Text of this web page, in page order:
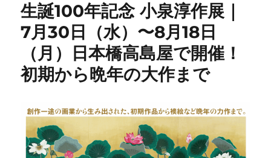
生誕100年記念 小泉淳作展｜
7月30日（水）〜8月18日
（月）日本橋高島屋で開催！
初期から晩年の大作まで